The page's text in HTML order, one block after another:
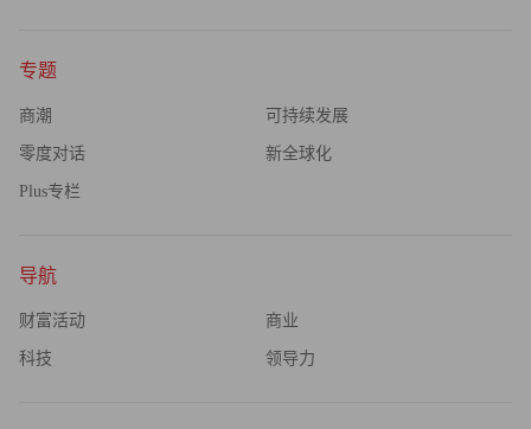
专题
商潮 可持续发展
零度对话 新全球化
Plus专栏
导航
财富活动 商业
科技 领导力